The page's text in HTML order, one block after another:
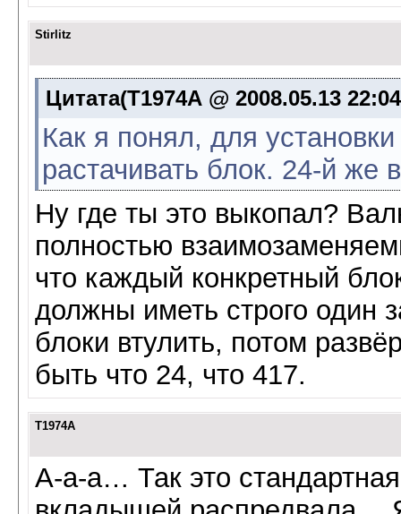
Stirlitz
Цитата(Т1974А @ 2008.05.13
Как я понял, для
растачивать блок. 24-й же
Ну где ты это выкопал?
полностью
что каждый конкретный
должны иметь строго один
блоки втулить, потом
быть что 24, что 417.
Т1974А
А-а-а… Так это